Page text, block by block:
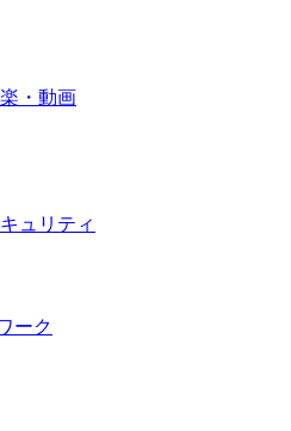
・動画
ュリティ
ーク